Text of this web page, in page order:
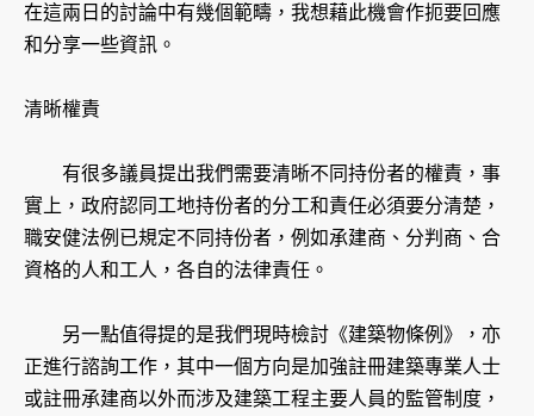
在這兩日的討論中有幾個範疇，我想藉此機會作扼要回應
和分享一些資訊。
清晰權責
有很多議員提出我們需要清晰不同持份者的權責，事
實上，政府認同工地持份者的分工和責任必須要分清楚，
職安健法例已規定不同持份者，例如承建商、分判商、合
資格的人和工人，各自的法律責任。
另一點值得提的是我們現時檢討《建築物條例》，亦
正進行諮詢工作，其中一個方向是加強註冊建築專業人士
或註冊承建商以外而涉及建築工程主要人員的監管制度，